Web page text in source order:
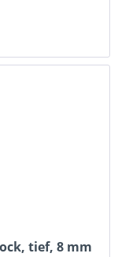
tief, 8 mm